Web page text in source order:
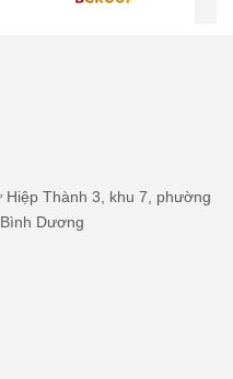
Thành 3, khu 7, phường
Dương